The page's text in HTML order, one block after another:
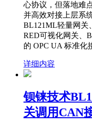
心协议，但落地难
并高效对接上层系
BL121ML轻量网关
RED可视化网关、
的 OPC UA 标准化
详细内容
钡铼技术
关调用CAN